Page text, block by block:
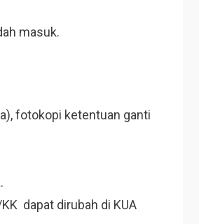
masuk.
fotokopi ketentuan ganti
dapat dirubah di KUA